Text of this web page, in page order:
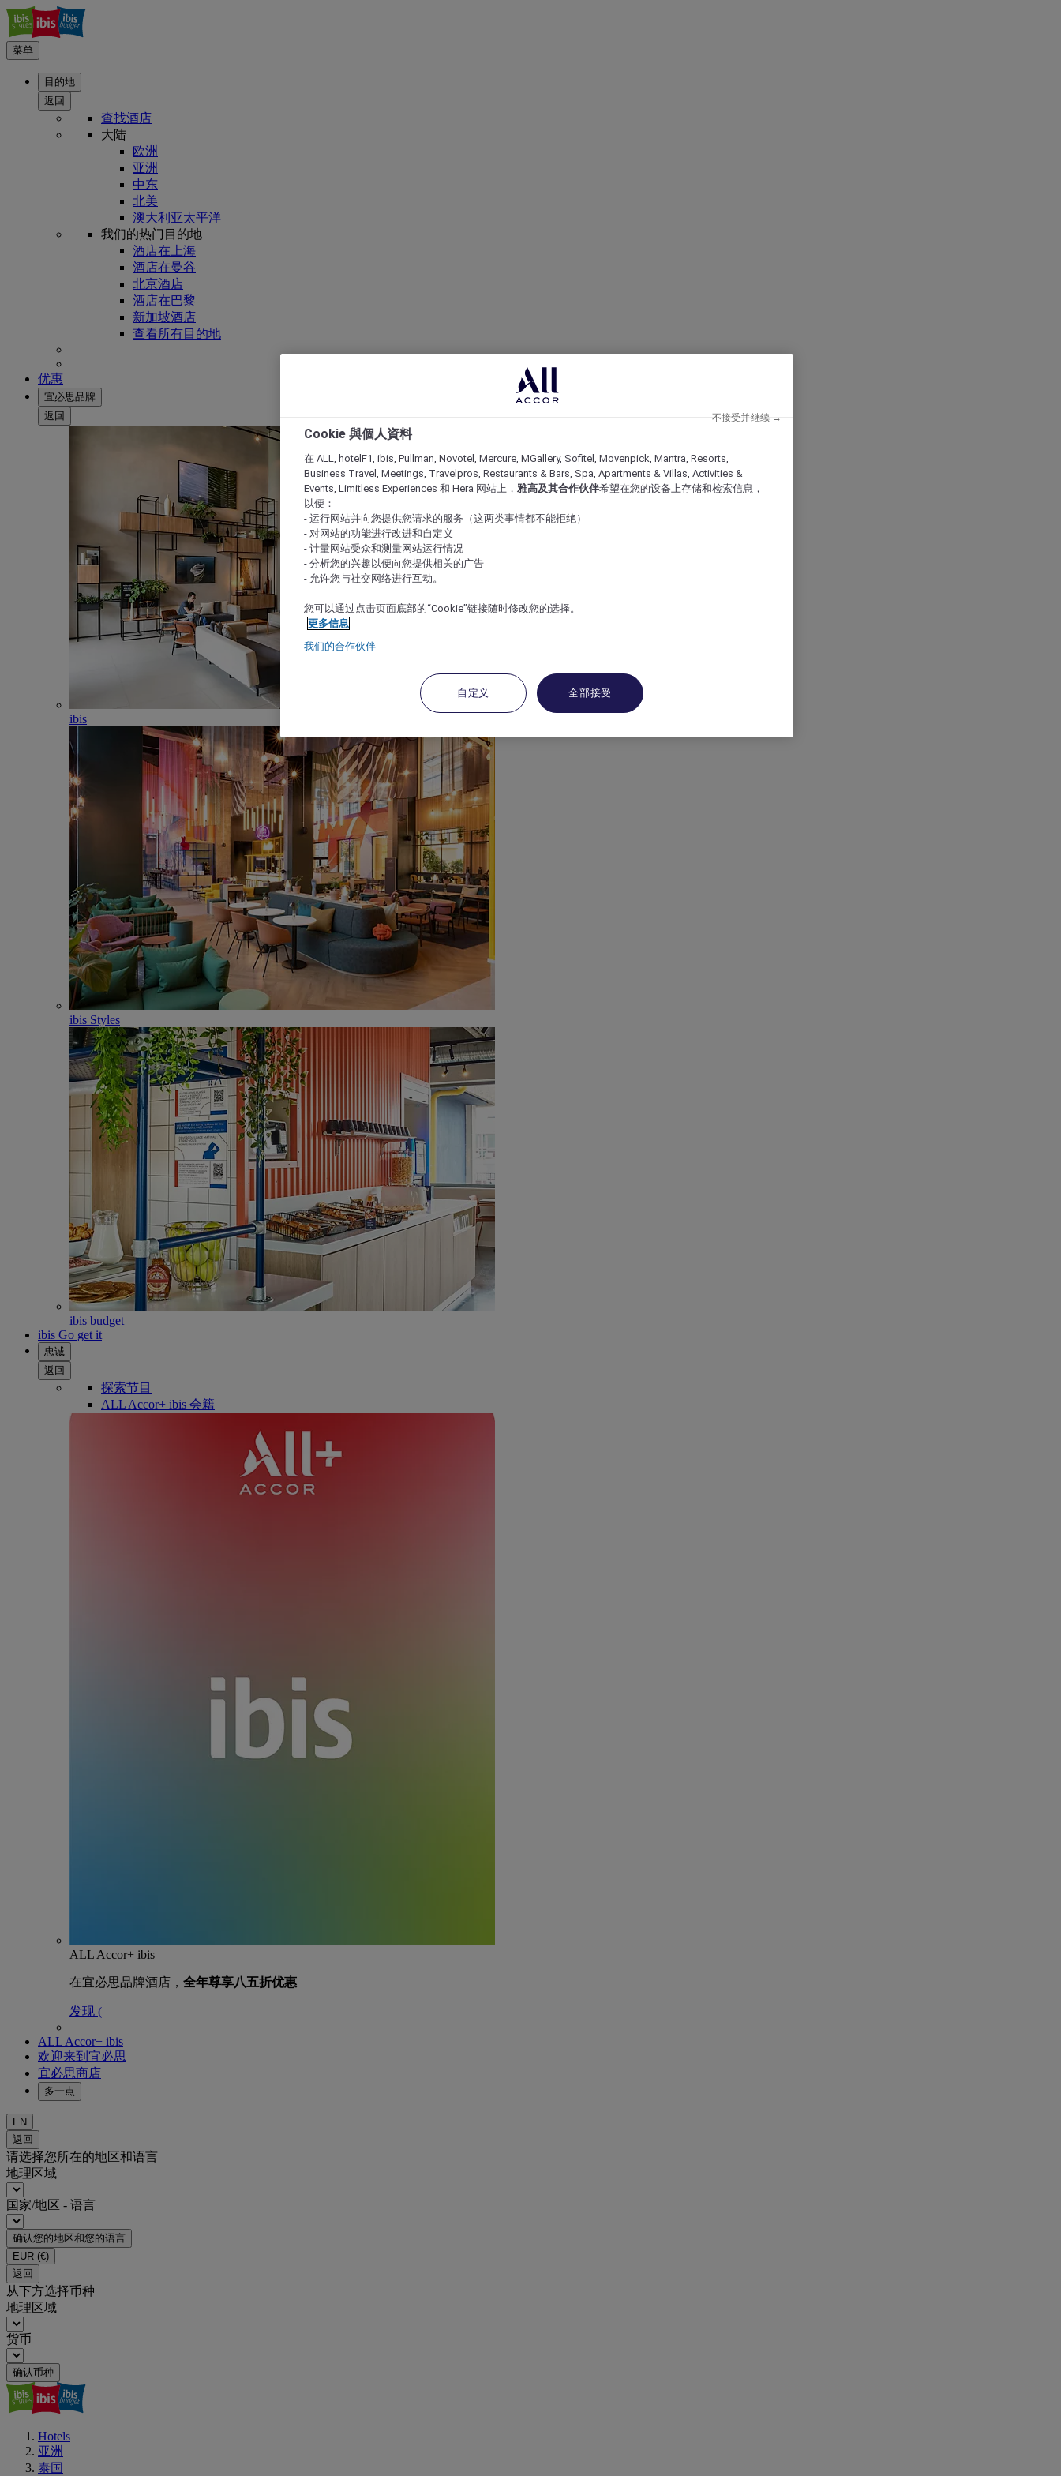
菜单
目的地
返回
查找酒店
大陆
欧洲
亚洲
中东
北美
澳大利亚太平洋
我们的热门目的地
酒店在上海
酒店在曼谷
北京酒店
酒店在巴黎
新加坡酒店
查看所有目的地
优惠
宜必思品牌
返回
ibis
ibis Styles
ibis budget
ibis Go get it
忠诚
返回
探索节目
ALL Accor+ ibis 会籍
ALL Accor+ ibis
在宜必思品牌酒店， 全年尊享八五折优惠
发现 (
ALL Accor+ ibis
欢迎来到宜必思
宜必思商店
多一点
EN
返回
请选择您所在的地区和语言
地理区域
国家/地区 - 语言
确认您的地区和您的语言
EUR (€)
返回
从下方选择币种
地理区域
货币
确认币种
Hotels
亚洲
泰国
Cookie 與個人資料
在 ALL, hotelF1, ibis, Pullman, Novotel, Mercure, MGallery, Sofitel, Movenpick, Mantra, Resorts,
Business Travel, Meetings, Travelpros, Restaurants & Bars, Spa, Apartments & Villas, Activities &
Events, Limitless Experiences 和 Hera 网站上， 雅高及其合作伙伴希望在您的设备上存储和检索信息，
以便：
- 运行网站并向您提供您请求的服务（这两类事情都不能拒绝）
- 对网站的功能进行改进和自定义
- 计量网站受众和测量网站运行情况
- 分析您的兴趣以便向您提供相关的广告
- 允许您与社交网络进行互动。
您可以通过点击页面底部的“Cookie”链接随时修改您的选择。
更多信息
我们的合作伙伴
自定义 全部接受
不接受并继续 →